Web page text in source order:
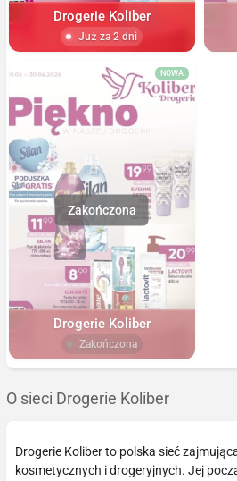
Drogerie Koliber
Już za 2 dni
NOWA
Drogerie Koliber
Zakończona
O sieci Drogerie Koliber
Drogerie Koliber to polska sieć
kosmetycznych i drogeryjnych. Jej